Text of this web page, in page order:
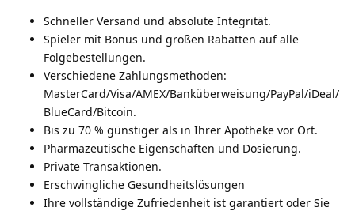
Schneller Versand und absolute Integrität.
Spieler mit Bonus und großen Rabatten auf alle
Folgebestellungen.
Verschiedene Zahlungsmethoden:
MasterCard/Visa/AMEX/Banküberweisung/PayPal/iDeal/
BlueCard/Bitcoin.
Bis zu 70 % günstiger als in Ihrer Apotheke vor Ort.
Pharmazeutische Eigenschaften und Dosierung.
Private Transaktionen.
Erschwingliche Gesundheitslösungen
Ihre vollständige Zufriedenheit ist garantiert oder Sie